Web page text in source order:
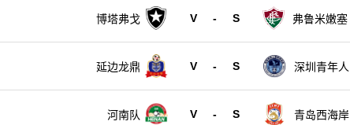
博塔弗戈 V - S 弗鲁米嫩塞
延边龙鼎 V - S 深圳青年人
河南队 V - S 青岛西海岸